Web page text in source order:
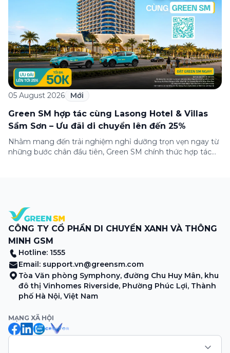
05 August 2026 Mới
Green SM hợp tác cùng Lasong Hotel & Villas
Sầm Sơn – Ưu đãi di chuyển lên đến 25%
Nhằm mang đến trải nghiệm nghỉ dưỡng trọn vẹn ngay từ
những bước chân đầu tiên, Green SM chính thức hợp tác
CÔNG TY CỔ PHẦN DI CHUYỂN XANH VÀ THÔNG
MINH GSM
Hotline: 1555
Email: support.vn@greensm.com
Tòa Văn phòng Symphony, đường Chu Huy Mân, khu
đô thị Vinhomes Riverside, Phường Phúc Lợi, Thành
phố Hà Nội, Việt Nam
MẠNG XÃ HỘI